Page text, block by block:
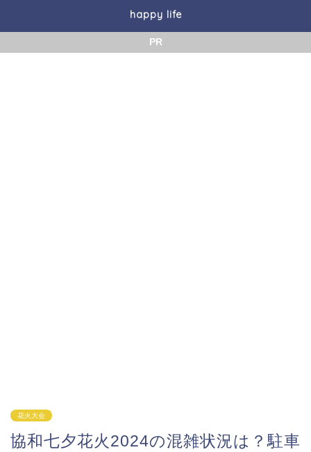
happy life
PR
花火大会
協和七夕花火2024の混雑状況は？駐車